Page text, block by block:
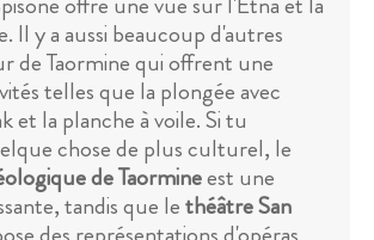
Il y a aussi beaucoup d'autres
de Taormine qui offrent une
telles que la plongée avec
et la planche à voile. Si tu
chose de plus culturel, le
de Taormineest une
tandis que lethéâtre San